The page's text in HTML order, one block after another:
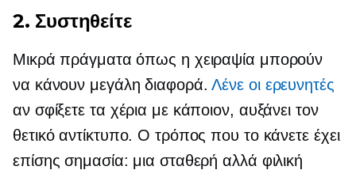
2. Συστηθείτε
Μικρά πράγματα όπως η χειραψία μπορούν
να κάνουν μεγάλη διαφορά.Λένε οι ερευνητές
αν σφίξετε τα χέρια με κάποιον, αυξάνει τον
θετικό αντίκτυπο. Ο τρόπος που το κάνετε έχει
επίσης σημασία: μια σταθερή αλλά φιλική